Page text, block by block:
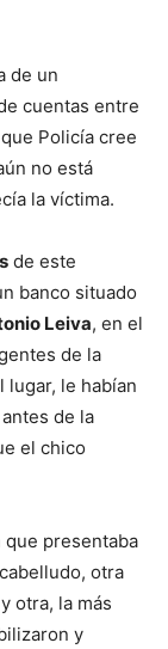
de un
cuentas entre
Policía cree
no está
la víctima.
de este
banco situado
Leiva, en el
de la
lugar, le habían
de la
el chico
presentaba
otra
otra, la más
y